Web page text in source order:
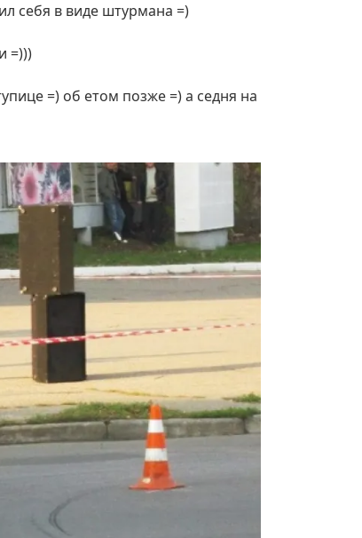
себя в виде штурмана =)
=)))
=) об етом позже =) а седня на